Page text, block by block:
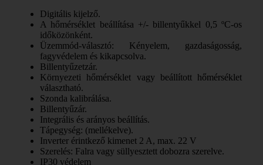
Digitális kijelző.
A hőmérséklet beállítása +/- billentyűkkel 0,5 ºC-os
időközönként.
Üzemmód-választó: Kényelem, gazdaságosság,
fagyvédelem és kikapcsolva.
Billentyűzetzár.
Környezeti hőmérséklet vagy beállított hőmérséklet
választható.
Szonda kalibrálása.
Billentyűzár.
Integrális és arányos beállítás.
Tápegység: (mellékelve).
Inverter érintkező kimenet 2 A, max. 22 V
Szerelés: Falra vagy süllyesztett dobozra szerelve.
IP30 védelem